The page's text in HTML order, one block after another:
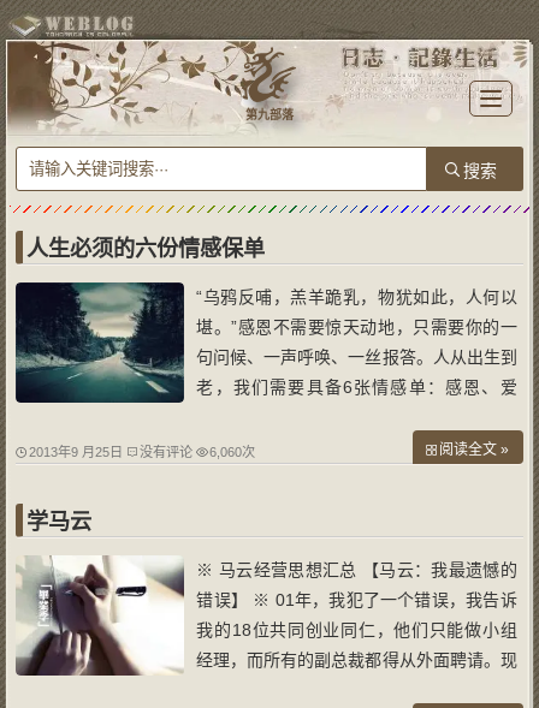
T
o
l
e
n
i
n
第九部落
人生必须的六份情感保单
“乌鸦反哺，羔羊跪乳，物犹如此，人何以
堪。”感恩不需要惊天动地，只需要你的一
句问候、一声呼唤、一丝报答。人从出生到
老，我们需要具备6张情感单：感恩、爱
生，在不同的阶段可以兼顾我们的使命。以
廓
2013年9 月25日 没有评论 6,060次 阅读全文 »
学马云
※ 马云经营思想汇总 【马云：我最遗憾的
错误】 ※ 01年，我犯了一个错误，我告诉
我的18位共同创业同仁，他们只能做小组
经理，而所有的副总裁都得从外面聘请。现